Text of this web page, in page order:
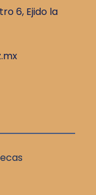
6, Ejido la